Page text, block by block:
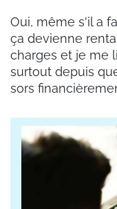
Oui, même s'il a
ça devienne
charges et je me
surtout depuis
sors